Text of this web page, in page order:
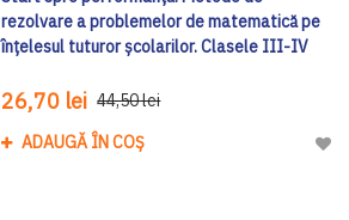
rezolvare a problemelor de matematică pe
înțelesul tuturor școlarilor. Clasele III-IV
26,70 lei 44,50 lei
ADAUGĂ ÎN COȘ